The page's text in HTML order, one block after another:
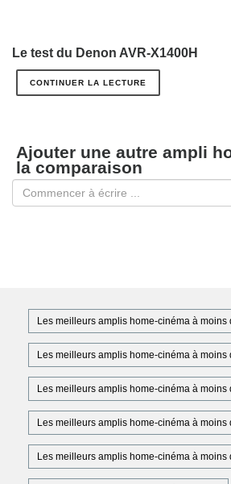
Le test du Denon AVR-X1400H
CONTINUER LA LECTURE
Ajouter une autre ampli
la comparaison
Les meilleurs amplis home-cinéma à moins
Les meilleurs amplis home-cinéma à moins
Les meilleurs amplis home-cinéma à moins
Les meilleurs amplis home-cinéma à moins
Les meilleurs amplis home-cinéma à moins